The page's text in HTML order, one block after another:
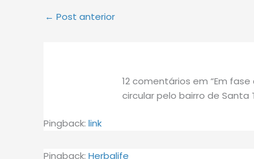
← Post anterior
12 comentários em “Em
circular pelo bairro de Santa
Pingback: link
Pingback: Herbalife